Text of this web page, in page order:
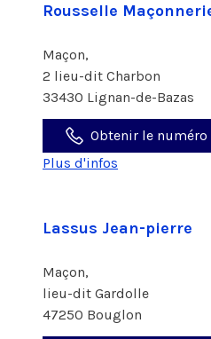
Rousselle
Maçon,
2 lieu-dit Charbon
33430 Lignan-de-Bazas
Obtenir le numéro
Plus d'infos
Lassus Jean-pierre
Maçon,
lieu-dit Gardolle
47250 Bouglon